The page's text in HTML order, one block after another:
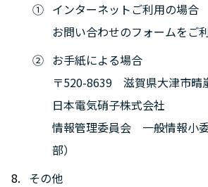
インターネットご利用の場合
お問い合わせのフォームをご
お手紙による場合
〒520-8639 滋賀県大津市晴
日本電気硝子株式会社
情報管理委員会 一般情報小
部）
その他